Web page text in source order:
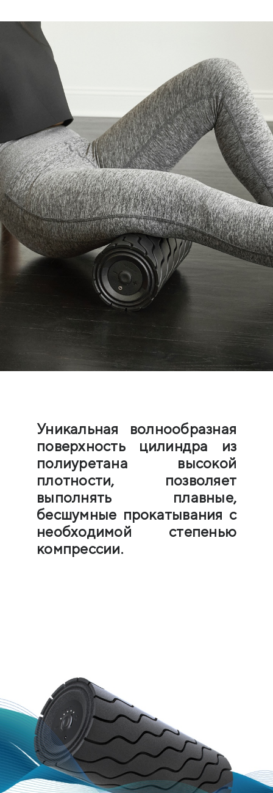
Уникальная волнообразная
поверхность цилиндра из
полиуретана высокой
плотности, позволяет
выполнять плавные,
бесшумные прокатывания с
необходимой степенью
компрессии.